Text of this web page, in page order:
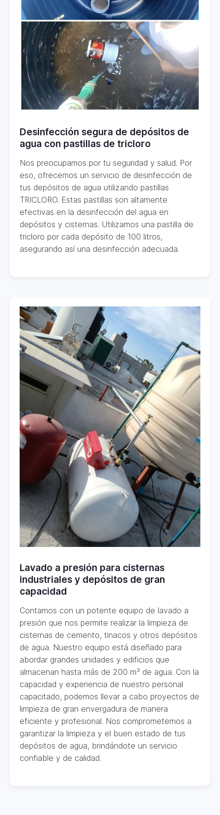
Desinfección segura de depósitos de
agua con pastillas de tricloro
Nos preocupamos por tu seguridad y salud. Por
eso, ofrecemos un servicio de desinfección de
tus depósitos de agua utilizando pastillas
TRICLORO. Estas pastillas son altamente
efectivas en la desinfección del agua en
depósitos y cisternas. Utilizamos una pastilla de
tricloro por cada depósito de 100 litros,
asegurando así una desinfección adecuada.
Lavado a presión para cisternas
industriales y depósitos de gran
capacidad
Contamos con un potente equipo de lavado a
presión que nos permite realizar la limpieza de
cisternas de cemento, tinacos y otros depósitos
de agua. Nuestro equipo está diseñado para
abordar grandes unidades y edificios que
almacenan hasta más de 200 m³ de agua. Con la
capacidad y experiencia de nuestro personal
capacitado, podemos llevar a cabo proyectos de
limpieza de gran envergadura de manera
eficiente y profesional. Nos comprometemos a
garantizar la limpieza y el buen estado de tus
depósitos de agua, brindándote un servicio
confiable y de calidad.